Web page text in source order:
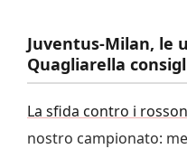
Juventus-Milan, le
Quagliarella
La sfida contro i
nostro campionato: